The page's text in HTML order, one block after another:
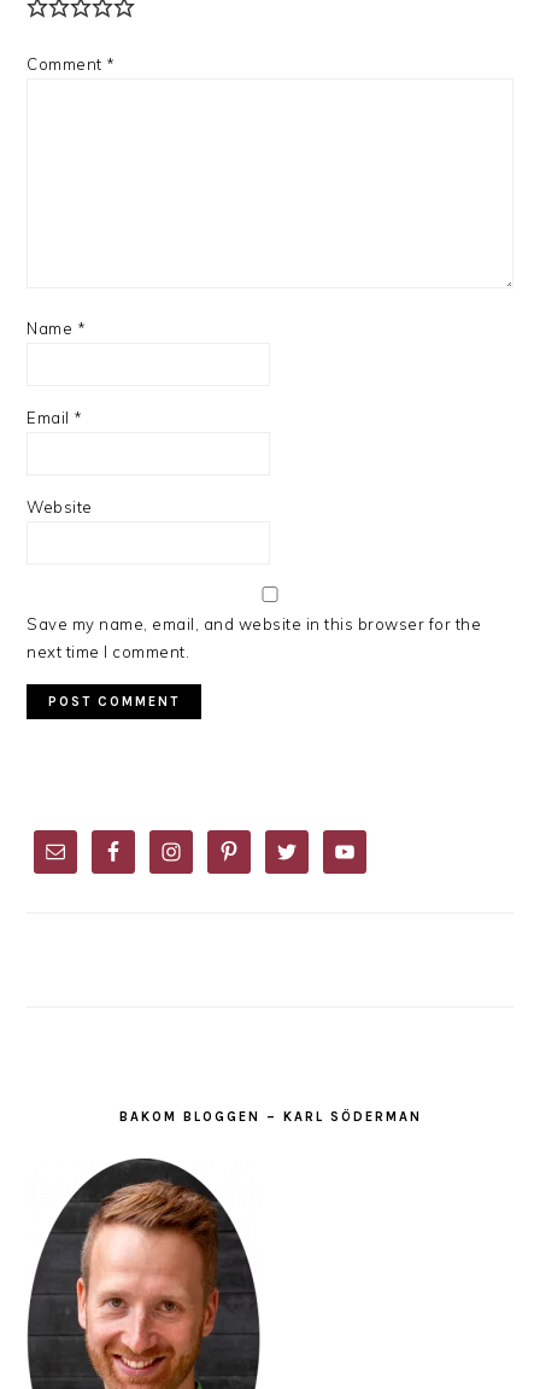
Comment *
Name *
Email *
Website
Save my name, email, and website in this browser for the
next time I comment.
SIDEBAR
BAKOM BLOGGEN – KARL SÖDERMAN